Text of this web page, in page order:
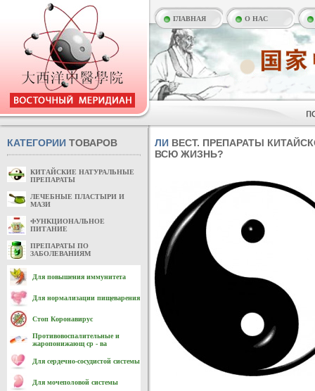
ГЛАВНАЯ О НАС
КАТЕГОРИИ ТОВАРОВ
КИТАЙСКИЕ НАТУРАЛЬНЫЕ
ПРЕПАРАТЫ
ЛЕЧЕБНЫЕ ПЛАСТЫРИ И
МАЗИ
ФУНКЦИОНАЛЬНОЕ
ПИТАНИЕ
ПРЕПАРАТЫ ПО
ЗАБОЛЕВАНИЯМ
Для повышения иммунитета
Для нормализации пищеварения
Стоп Коронавирус
Противовоспалительные и
жаропонижающ ср - ва
Для сердечно-cосудистой системы
Для мочеполовой системы
ЛИ ВЕСТ. ПРЕПАРАТЫ
ВСЮ ЖИЗНЬ?